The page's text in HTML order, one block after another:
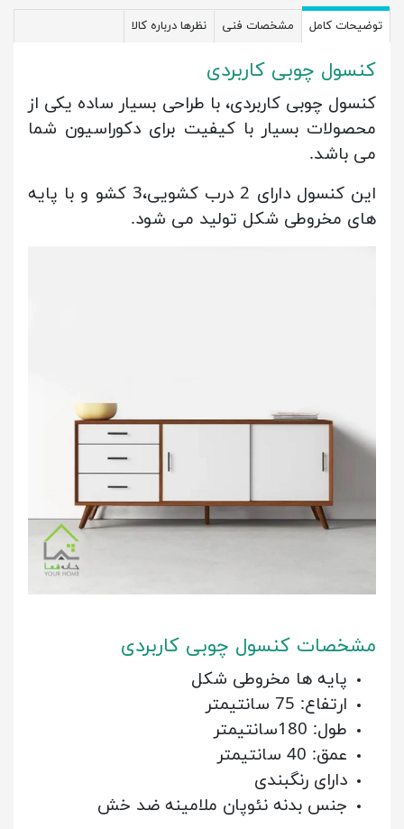
توضیحات کامل مشخصات فنی نظرها درباره کالا
کنسول چوبی کاربردی
کنسول چوبی کاربردی، با طراحی بسیار ساده یکی از
محصولات بسیار با کیفیت برای دکوراسیون شما
می باشد.
این کنسول دارای 2 درب کشویی،3 کشو و با پایه
های مخروطی شکل تولید می شود.
مشخصات کنسول چوبی کاربردی
پایه ها مخروطی شکل
ارتفاع: 75 سانتیمتر
طول: 180سانتیمتر
عمق: 40 سانتیمتر
دارای رنگبندی
جنس بدنه نئوپان ملامینه ضد خش